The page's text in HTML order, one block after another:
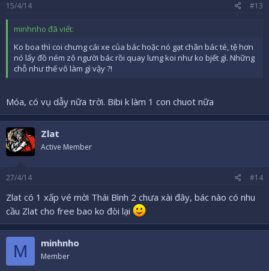
15/4/14 #13
minhnho đã viết:
Ko boa thì coi chưng cái xe của bác hoặc nó gạt chân bác té, tệ hơn
nó lấy đồ ném zô người bác rồi quay lưng koi như ko bjết gì. Những
chỗ như thế vô làm gì vậy ?!
Móa, có vụ dẫy nữa trời. Bibi k làm 1 con chuot nữa
Zlat
Active Member
27/4/14 #14
Zlat có 1 xấp vé mời Thái Bình 2 chưa xài đây, bác nào có nhu
cầu Zlat cho free bao ko đòi lại
M minhnho
Member